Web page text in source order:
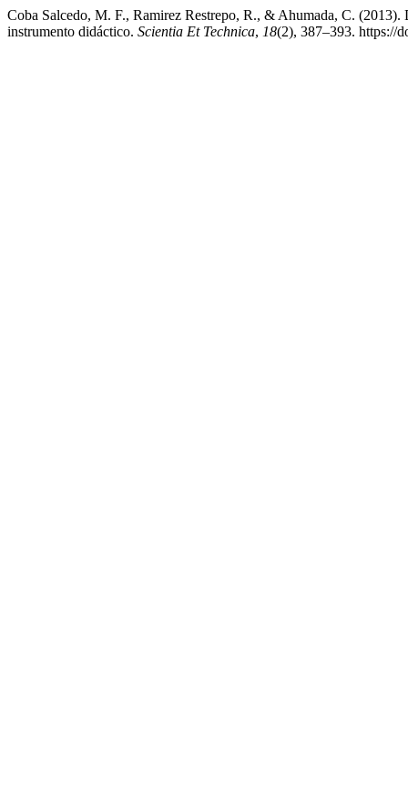
Coba Salcedo, M. F., Ramirez Restrepo, R., & Ahumada, C.
instrumento didáctico. Scientia Et Technica, 18(2), 387–393. https://